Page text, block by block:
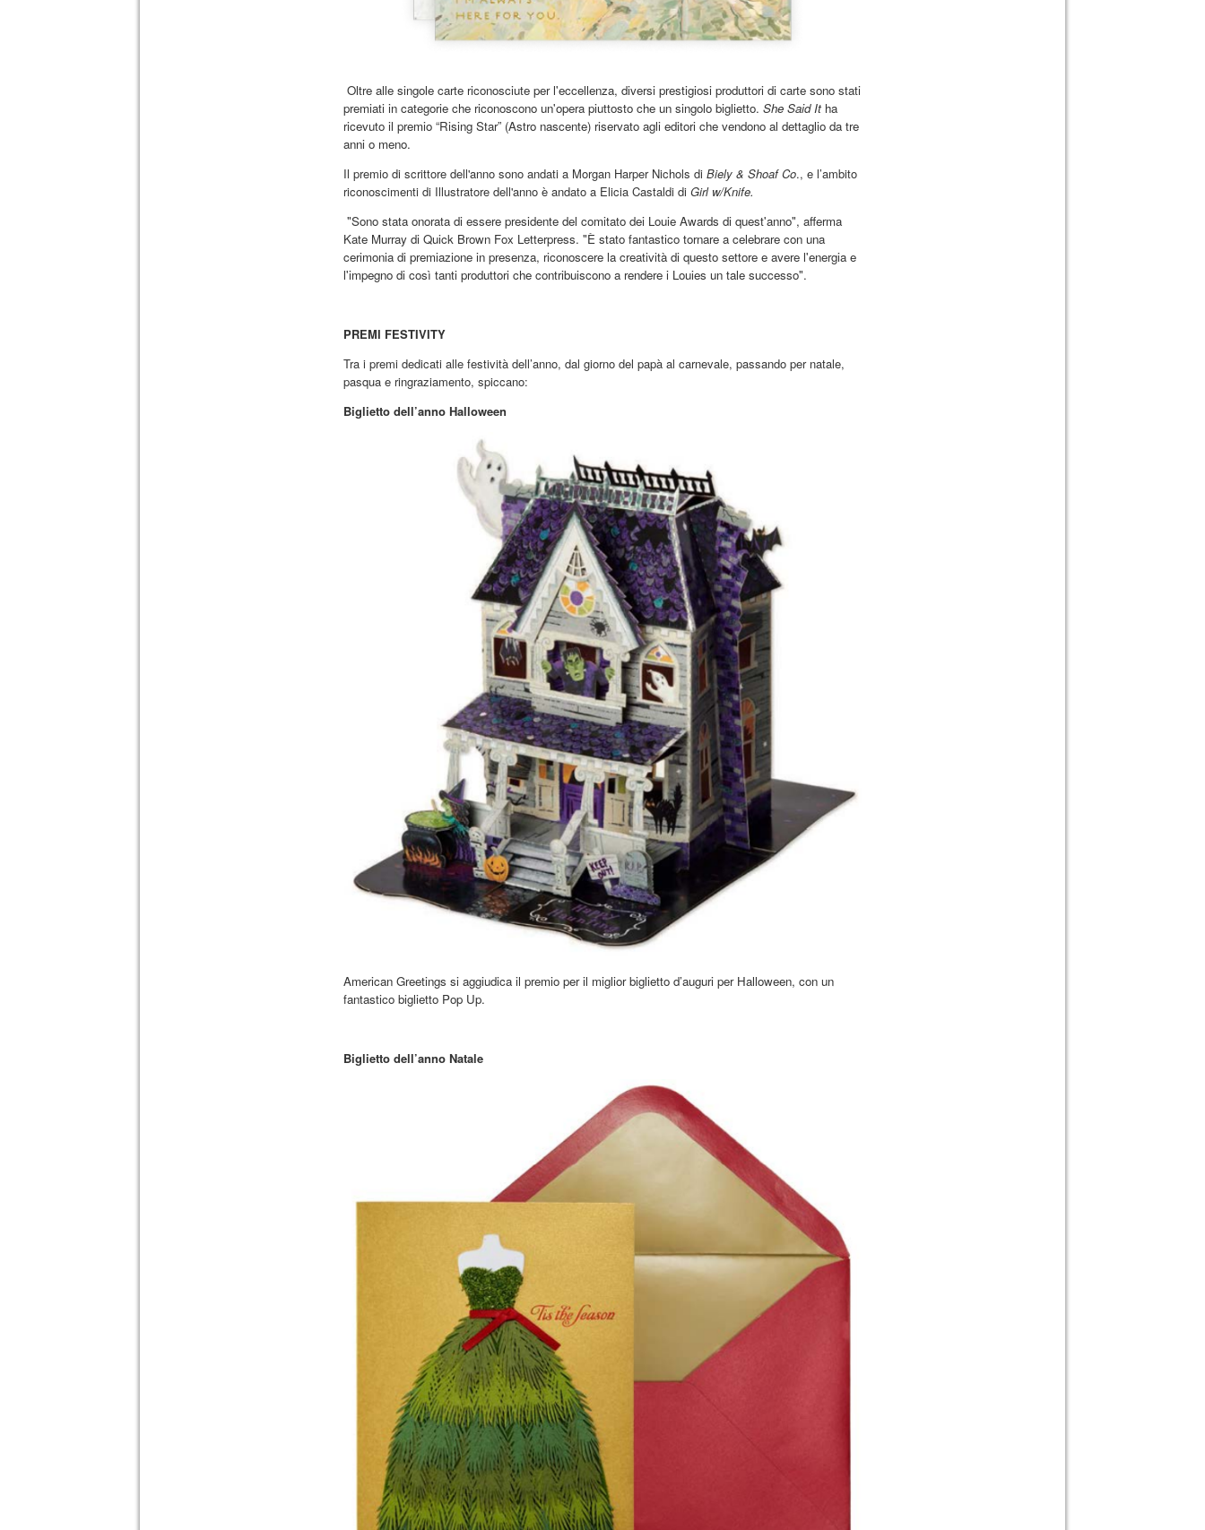
Oltre alle singole carte riconosciute per l'eccellenza, diversi prestigiosi produttori di carte sono stati
premiati in categorie che riconoscono un'opera piuttosto che un singolo biglietto. She Said Itha
ricevuto il premio “Rising Star” (Astro nascente) riservato agli editori che vendono al dettaglio da tre
anni o meno.
Il premio di scrittore dell'anno sono andati a Morgan Harper Nichols di Biely & Shoaf Co., e l’ambito
riconoscimenti di Illustratore dell'anno è andato a Elicia Castaldi di Girl w/Knife.
"Sono stata onorata di essere presidente del comitato dei Louie Awards di quest'anno", afferma
Kate Murray di Quick Brown Fox Letterpress. "È stato fantastico tornare a celebrare con una
cerimonia di premiazione in presenza, riconoscere la creatività di questo settore e avere l'energia e
l'impegno di così tanti produttori che contribuiscono a rendere i Louies un tale successo".
PREMI FESTIVITY
Tra i premi dedicati alle festività dell’anno, dal giorno del papà al carnevale, passando per natale,
pasqua e ringraziamento, spiccano:
Biglietto dell’anno Halloween
American Greetings si aggiudica il premio per il miglior biglietto d’auguri per Halloween, con un
fantastico biglietto Pop Up.
Biglietto dell’anno Natale